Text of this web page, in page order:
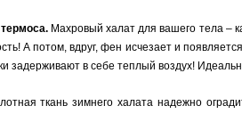
Махровый халат для вашего тела –
А потом, вдруг, фен исчезает и
задерживают в себе теплый воздух!
ткань зимнего халата надежно